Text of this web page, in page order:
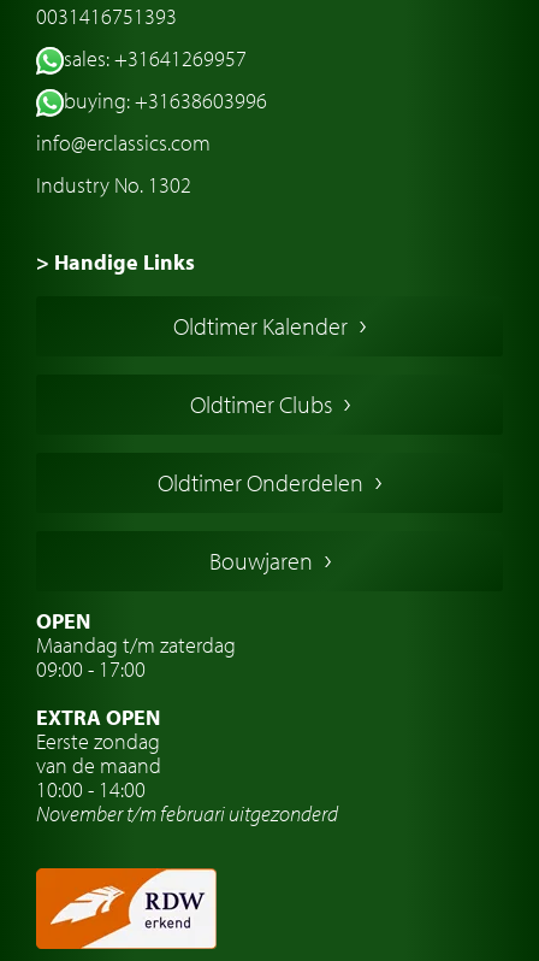
0031416751393
sales: +31641269957
buying: +31638603996
info@erclassics.com
Industry No. 1302
> Handige Links
Amerikaanse oldtimers
Franse oldtimers
Zweedse oldtimers
Oldtimer verzekering
Oldtimer reizen
Oldtimerwerkplaats
Automerk horloges
Classic cars Nederland
Oldtimer Kalender
Oldtimer Clubs
Oldtimer Onderdelen
Bouwjaren
OPEN
Maandag t/m zaterdag
09:00 - 17:00
EXTRA OPEN
Eerste zondag
van de maand
10:00 - 14:00
November t/m februariuitgezonderd